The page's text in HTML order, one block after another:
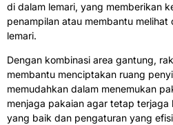
di dalam lemari, yang memberikan
penampilan atau membantu
lemari.
Dengan kombinasi area gantung,
membantu menciptakan ruang
memudahkan dalam menemukan
menjaga pakaian agar tetap terjaga
yang baik dan pengaturan yang